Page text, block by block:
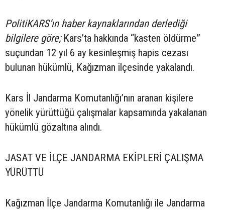
PolitiKARS’ın haber kaynaklarından derlediği
bilgilere göre;Kars’ta hakkında “kasten öldürme”
suçundan 12 yıl 6 ay kesinleşmiş hapis cezası
bulunan hükümlü, Kağızman ilçesinde yakalandı.
Kars İl Jandarma Komutanlığı’nın aranan kişilere
yönelik yürüttüğü çalışmalar kapsamında yakalanan
hükümlü gözaltına alındı.
JASAT VE İLÇE JANDARMA EKİPLERİ ÇALIŞMA
YÜRÜTTÜ
Kağızman İlçe Jandarma Komutanlığı ile Jandarma